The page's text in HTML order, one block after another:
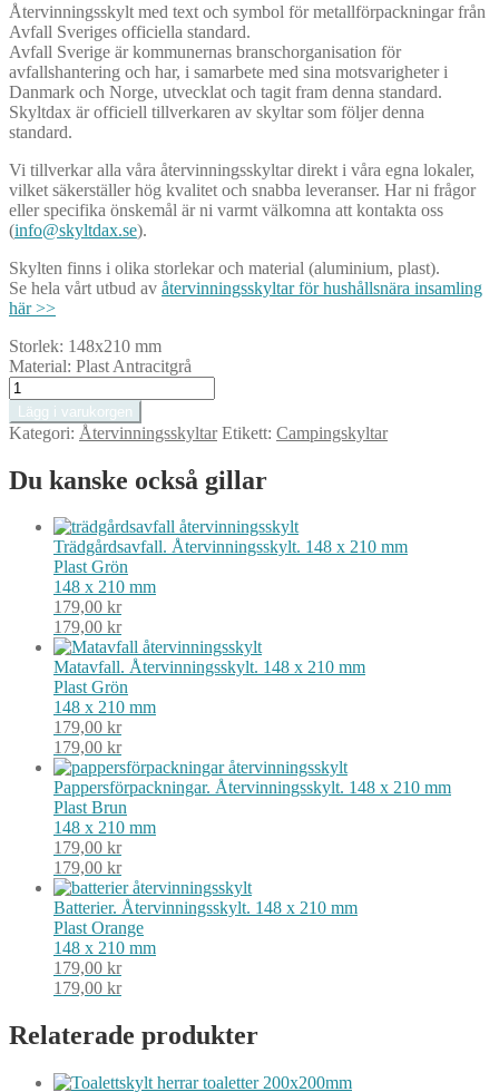
Återvinningsskylt med text och symbol för metallförpackningar från
Avfall Sveriges officiella standard.
Avfall Sverige är kommunernas branschorganisation för
avfallshantering och har, i samarbete med sina motsvarigheter i
Danmark och Norge, utvecklat och tagit fram denna standard.
Skyltdax är officiell tillverkaren av skyltar som följer denna
standard.
Vi tillverkar alla våra återvinningsskyltar direkt i våra egna lokaler,
vilket säkerställer hög kvalitet och snabba leveranser. Har ni frågor
eller specifika önskemål är ni varmt välkomna att kontakta oss
(info@skyltdax.se).
Skylten finns i olika storlekar och material (aluminium, plast).
Se hela vårt utbud av återvinningsskyltar för hushållsnära insamling
här >>
Storlek: 148x210 mm
Material: Plast Antracitgrå
Metallförpackningar.
Återvinningsskylt.
148
x
mm
Lägg i varukorgen
Kategori: Återvinningsskyltar Etikett: Campingskyltar
Du kanske också gillar
Trädgårdsavfall. Återvinningsskylt. 148 x 210 mm
Plast Grön
148 x 210 mm
179,00 kr
179,00 kr
Matavfall. Återvinningsskylt. 148 x 210 mm
Plast Grön
148 x 210 mm
179,00 kr
179,00 kr
Pappersförpackningar. Återvinningsskylt. 148 x 210 mm
Plast Brun
148 x 210 mm
179,00 kr
179,00 kr
Batterier. Återvinningsskylt. 148 x 210 mm
Plast Orange
148 x 210 mm
179,00 kr
179,00 kr
Relaterade produkter